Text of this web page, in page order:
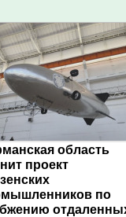
область
проект
по